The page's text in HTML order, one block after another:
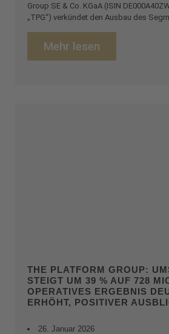
Group SE & Co. KGaA (ISIN
„TPG“) verkündet den Ausbau des
Mehr lesen
THE PLATFORM GROUP:
STEIGT UM 39 % AUF 728
OPERATIVES ERGEBNIS
ERHÖHT, POSITIVER
26. Januar 2026